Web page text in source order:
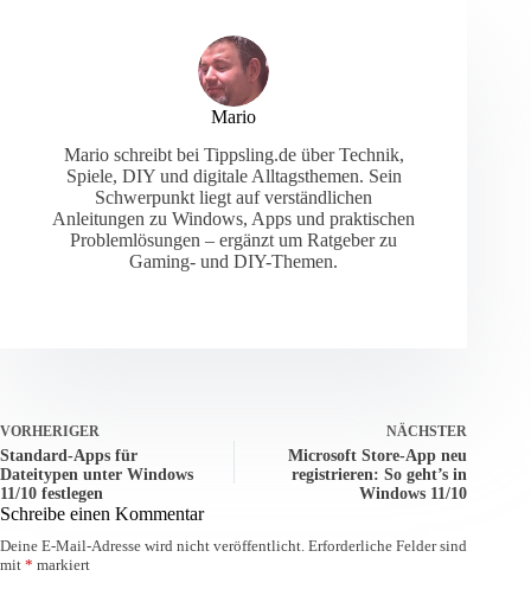
Mario
Mario schreibt bei Tippsling.de über Technik,
Spiele, DIY und digitale Alltagsthemen. Sein
Schwerpunkt liegt auf verständlichen
Anleitungen zu Windows, Apps und praktischen
Problemlösungen – ergänzt um Ratgeber zu
Gaming- und DIY-Themen.
VORHERIGER
Standard-Apps für
Dateitypen unter Windows
11/10 festlegen
NÄCHSTER
Microsoft Store-App neu
registrieren: So geht’s in
Windows 11/10
Schreibe einen Kommentar
Deine E-Mail-Adresse wird nicht veröffentlicht. Erforderliche Felder sind
mit * markiert